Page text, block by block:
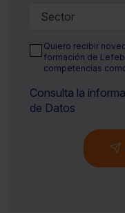
Quiero recibir
formación de
competencias
Consulta la
de Datos